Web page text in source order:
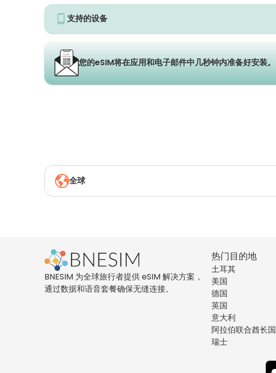
支持的设备
您的eSIM将在应用和电子邮件中几秒钟内准备好安装。
全球
BNESIM 为全球旅行者提供 eSIM 解决方案，
通过数据和语音套餐确保无缝连接。
热门目的地
土耳其
美国
德国
英国
意大利
阿拉伯联合酋长国
瑞士